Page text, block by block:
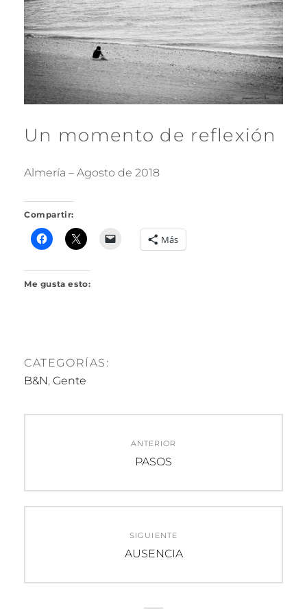
R
I
L
L
O
Un momento de reflexión
Almería – Agosto de 2018
Compartir:
Más
Me gusta esto:
CATEGORÍAS:
B&N, Gente
entradas
ANTERIOR
Entrada
PASOS
SIGUIENTE
Entrada
AUSENCIA